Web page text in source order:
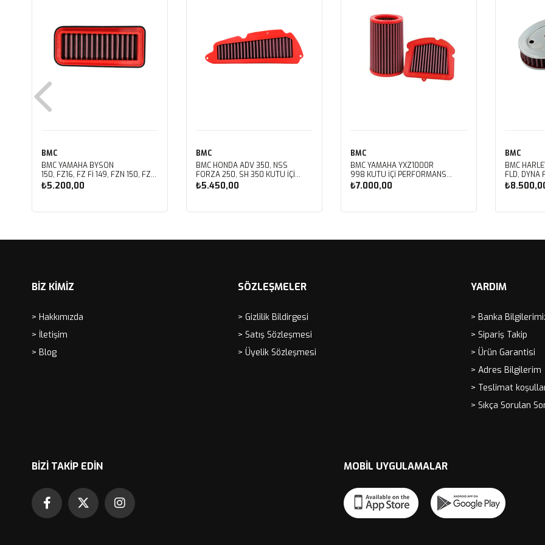
BMC
BMC YAMAHA BYSON
150, FZ16, FZ FI 149, FZN 150, FZS
FI V3 KUTU İÇİ PERFORMANS
HAVA FİLTRESİ FM01147
₺5.200,00
BMC
BMC HONDA ADV 350, NSS
FORZA 250, SH 350 KUTU İÇİ
PERFORMANS HAVA FİLTRESİ
₺5.450,00
BMC
BMC YAMAHA YXZ1000R
998 KUTU İÇİ PERFORMANS
HAVA FİLTRESİ FM01128
₺7.000,00
BMC
BMC
FLD, DYNA
FXDBB,
FXDF,
FM01123
BİZ KİMİZ
> Hakkımızda
> İletişim
> Blog
SÖZLEŞMELER
> Gizlilik Bildirgesi
> Satış Sözleşmesi
> Üyelik Sözleşmesi
YARDIM
> Banka
> Sipariş Takip
> Ürün Garantisi
> Adres Bilgilerim
> Teslimat
> Sıkça Sorulan
BIZI TAKIP EDIN MOBIL UYGULAMALAR